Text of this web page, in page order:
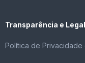
Transparência e Legal
Política de Privacidade